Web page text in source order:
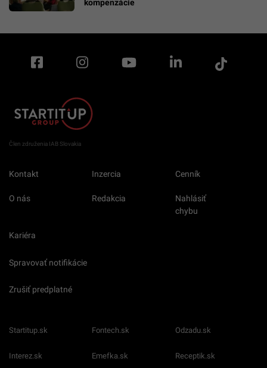
kompenzácie
Člen združenia IAB Slovakia
Kontakt Inzercia Cenník
O nás Redakcia
Nahlásiť
chybu
Kariéra
Spravovať notifikácie
Zrušiť predplatné
Startitup.sk Fontech.sk Odzadu.sk
Interez.sk Emefka.sk Receptik.sk